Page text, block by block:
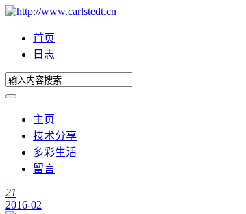
首页
日志
主页
技术分享
多彩生活
留言
21
2016-02